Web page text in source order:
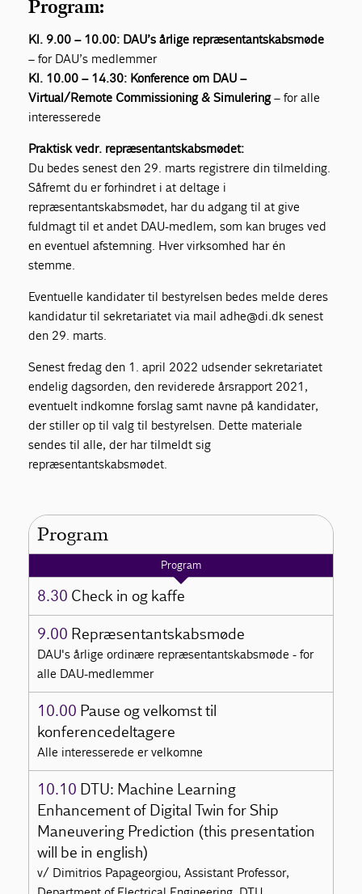
Program:
Kl. 9.00 – 10.00: DAU’s årlige repræsentantskabsmøde
– for DAU’s medlemmer
Kl. 10.00 – 14.30: Konference om DAU –
Virtual/Remote Commissioning & Simulering– for alle
interesserede
Praktisk vedr. repræsentantskabsmødet:
Du bedes senest den 29. marts registrere din tilmelding.
Såfremt du er forhindret i at deltage i
repræsentantskabsmødet, har du adgang til at give
fuldmagt til et andet DAU-medlem, som kan bruges ved
en eventuel afstemning. Hver virksomhed har én
stemme.
Eventuelle kandidater til bestyrelsen bedes melde deres
kandidatur til sekretariatet via mail adhe@di.dk senest
den 29. marts.
Senest fredag den 1. april 2022 udsender sekretariatet
endelig dagsorden, den reviderede årsrapport 2021,
eventuelt indkomne forslag samt navne på kandidater,
der stiller op til valg til bestyrelsen. Dette materiale
sendes til alle, der har tilmeldt sig
repræsentantskabsmødet.
Program
Program
8.30 Check in og kaffe
9.00 Repræsentantskabsmøde
DAU's årlige ordinære repræsentantskabsmøde - for
alle DAU-medlemmer
10.00 Pause og velkomst til
konferencedeltagere
Alle interesserede er velkomne
10.10 DTU: Machine Learning
Enhancement of Digital Twin for Ship
Maneuvering Prediction (this presentation
will be in english)
v/ Dimitrios Papageorgiou, Assistant Professor,